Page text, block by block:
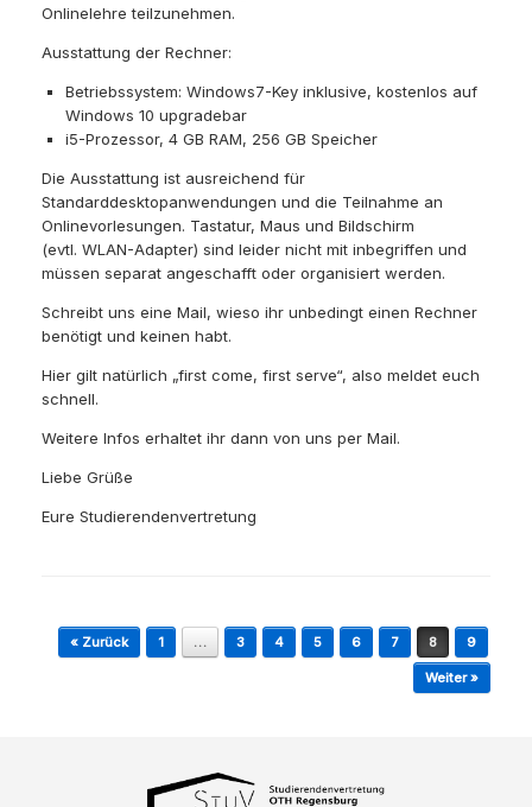
Onlinelehre teilzunehmen.
Ausstattung der Rechner:
Betriebssystem: Windows7-Key inklusive, kostenlos auf
Windows 10 upgradebar
i5-Prozessor, 4 GB RAM, 256 GB Speicher
Die Ausstattung ist ausreichend für
Standarddesktopanwendungen und die Teilnahme an
Onlinevorlesungen. Tastatur, Maus und Bildschirm
(evtl. WLAN-Adapter) sind leider nicht mit inbegriffen und
müssen separat angeschafft oder organisiert werden.
Schreibt uns eine Mail, wieso ihr unbedingt einen Rechner
benötigt und keinen habt.
Hier gilt natürlich „first come, first serve“, also meldet euch
schnell.
Weitere Infos erhaltet ihr dann von uns per Mail.
Liebe Grüße
Eure Studierendenvertretung
Beitragsnavigation
« Zurück 1 … 3 4 5 6 7 8 9
Weiter »